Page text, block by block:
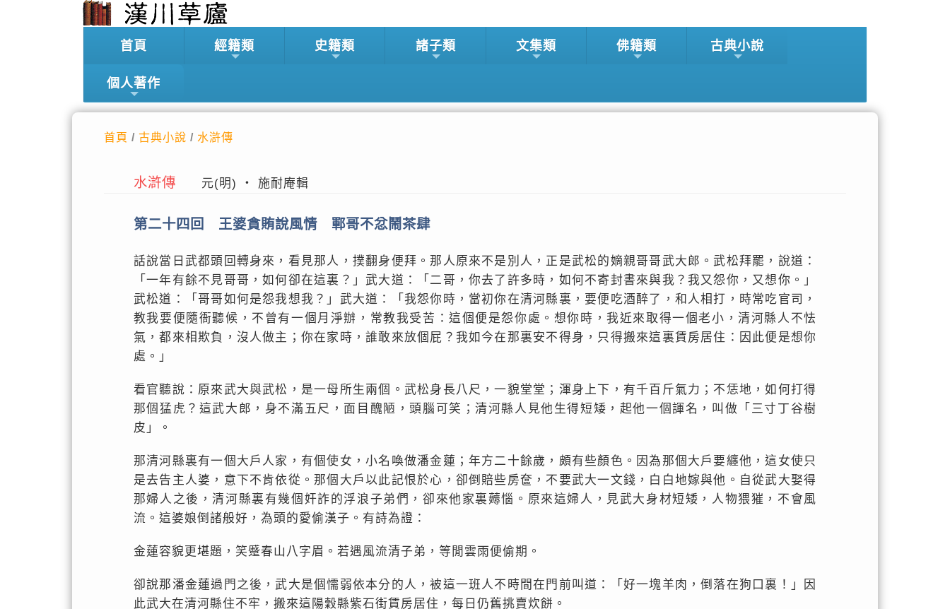
首頁 經籍類 史籍類 諸子類 文集類 佛籍類 古典小說
個人著作
首頁 / 古典小說 / 水滸傳
水滸傳 元(明) ‧ 施耐庵輯
第二十四回 王婆貪賄說風情 鄆哥不忿鬧茶肆
話說當日武都頭回轉身來，看見那人，撲翻身便拜。那人原來不是別人，正是武松的嫡親哥哥武大郎。武松拜罷，說道：
「一年有餘不見哥哥，如何卻在這裏？」武大道：「二哥，你去了許多時，如何不寄封書來與我？我又怨你，又想你。」
武松道：「哥哥如何是怨我想我？」武大道：「我怨你時，當初你在清河縣裏，要便吃酒醉了，和人相打，時常吃官司，
教我要便隨衙聽候，不曾有一個月淨辦，常教我受苦：這個便是怨你處。想你時，我近來取得一個老小，清河縣人不怯
氣，都來相欺負，沒人做主；你在家時，誰敢來放個屁？我如今在那裏安不得身，只得搬來這裏賃房居住：因此便是想你
處。」
看官聽說：原來武大與武松，是一母所生兩個。武松身長八尺，一貌堂堂；渾身上下，有千百斤氣力；不恁地，如何打得
那個猛虎？這武大郎，身不滿五尺，面目醜陋，頭腦可笑；清河縣人見他生得短矮，起他一個諢名，叫做「三寸丁谷樹
皮」。
那清河縣裏有一個大戶人家，有個使女，小名喚做潘金蓮；年方二十餘歲，頗有些顏色。因為那個大戶要纏他，這女使只
是去告主人婆，意下不肯依從。那個大戶以此記恨於心，卻倒賠些房奩，不要武大一文錢，白白地嫁與他。自從武大娶得
那婦人之後，清河縣裏有幾個奸詐的浮浪子弟們，卻來他家裏薅惱。原來這婦人，見武大身材短矮，人物猥獕，不會風
流。這婆娘倒諸般好，為頭的愛偷漢子。有詩為證：
金蓮容貌更堪題，笑蹙春山八字眉。若遇風流清子弟，等閒雲雨便偷期。
卻說那潘金蓮過門之後，武大是個懦弱依本分的人，被這一班人不時間在門前叫道：「好一塊羊肉，倒落在狗口裏！」因
此武大在清河縣住不牢，搬來這陽穀縣紫石街賃房居住，每日仍舊挑賣炊餅。